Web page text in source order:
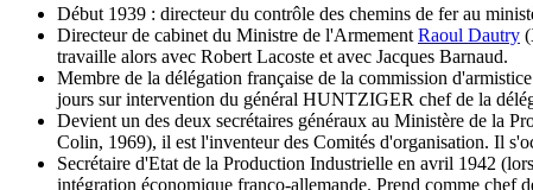
Début 1939 : directeur du contrôle des chemins de fer au
Directeur de cabinet du Ministre de l'Armement Raoul Dautry
travaille alors avec Robert Lacoste et avec Jacques Barnaud.
Membre de la délégation française de la commission
jours sur intervention du général HUNTZIGER chef de la
Devient un des deux secrétaires généraux au Ministère de la
Colin, 1969), il est l'inventeur des Comités d'organisation. Il
Secrétaire d'Etat de la Production Industrielle en avril 1942
intégration économique franco-allemande. Prend comme chef